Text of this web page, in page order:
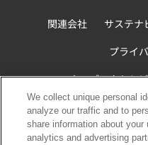
関連会社 サステナ
プライ
ウェブアクセシ
お取引先さまとともに
カスタマーハ
We collect unique personal
analyze our traffic and to
share information about
analytics and advertising